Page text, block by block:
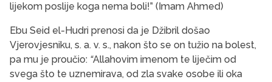
lijekom poslije koga nema boli!” (Imam Ahmed)
Ebu Seid el-Hudri prenosi da je Džibril došao
Vjerovjesniku, s. a. v. s., nakon što se on tužio na bolest,
pa mu je proučio: “Allahovim imenom te liječim od
svega što te uznemirava, od zla svake osobe ili oka